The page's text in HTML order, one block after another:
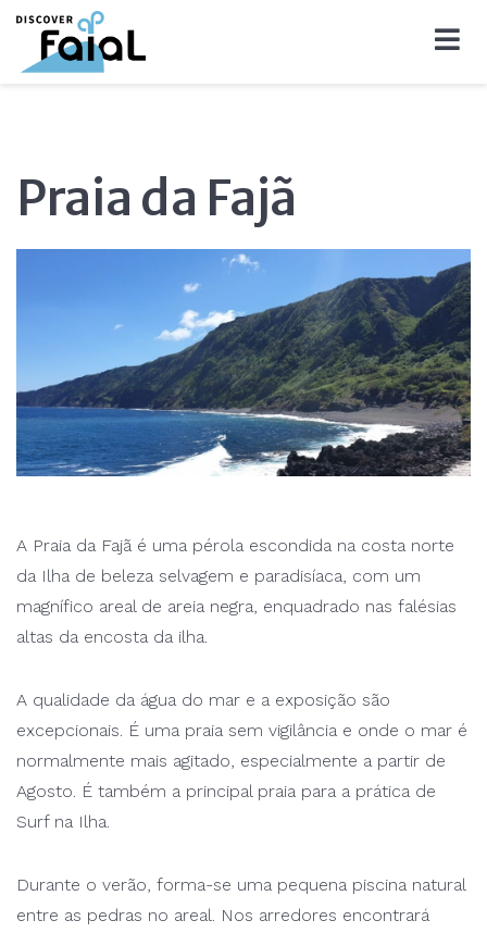
Praia da Fajã
A Praia da Fajã é uma pérola escondida na costa norte
da Ilha de beleza selvagem e paradisíaca, com um
magnífico areal de areia negra, enquadrado nas falésias
altas da encosta da ilha.
A qualidade da água do mar e a exposição são
excepcionais. É uma praia sem vigilância e onde o mar é
normalmente mais agitado, especialmente a partir de
Agosto. É também a principal praia para a prática de
Surf na Ilha.
Durante o verão, forma-se uma pequena piscina natural
entre as pedras no areal. Nos arredores encontrará